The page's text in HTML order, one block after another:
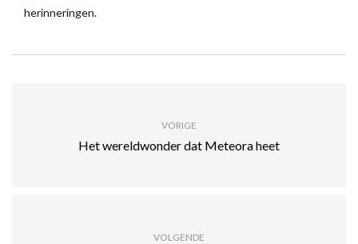
herinneringen.
VORIGE
Het wereldwonder dat Meteora heet
VOLGENDE